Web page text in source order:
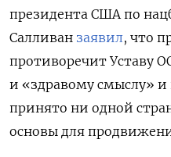
президента США по
Салливан заявил, что
противоречит Уставу
и «здравому смыслу»
принято ни одной
основы для